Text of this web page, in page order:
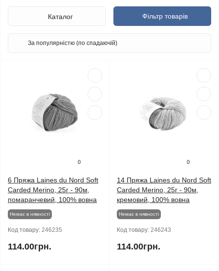
Фільтр товарів
Каталог
0
6 Пряжа Laines du Nord Soft
Carded Merino, 25г - 90м,
помаранчевий, 100% вовна
Немає в нявності
Код товару: 246235
114.00грн.
0
14 Пряжа Laines du Nord Soft
Carded Merino, 25г - 90м,
кремовий, 100% вовна
Немає в нявності
Код товару: 246243
114.00грн.